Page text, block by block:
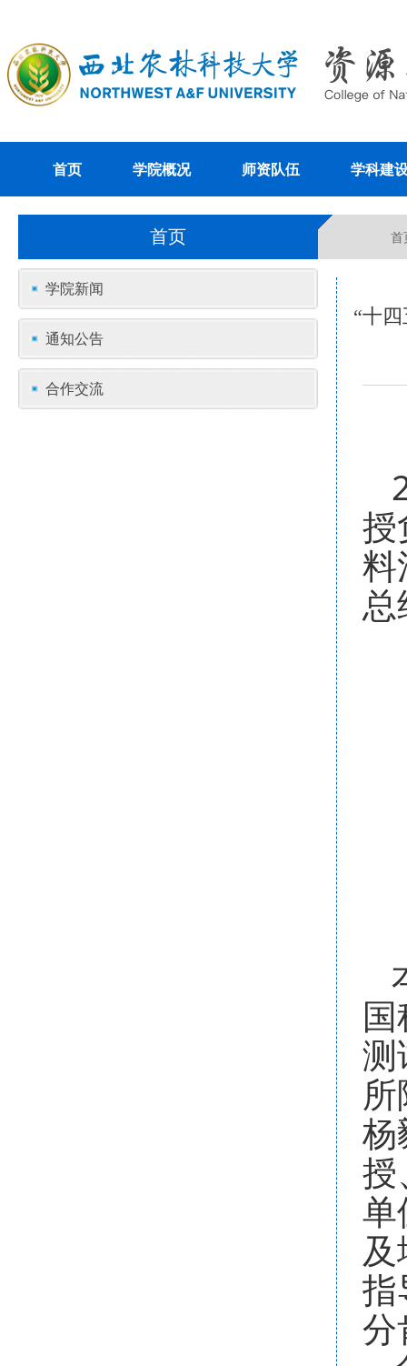
首页 学院概况 师资队伍 学科建
首页 首
学院新闻
通知公告
合作交流
“十
授
料
测
杨
授
单
指
分